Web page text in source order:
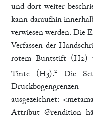
und dort weiter
kann daraufhin
verwiesen werden. Die
Verfassen der
rotem Buntstift (H2)
Tinte (H3).2Die
ausgezeichnet:
Attribut @rendition